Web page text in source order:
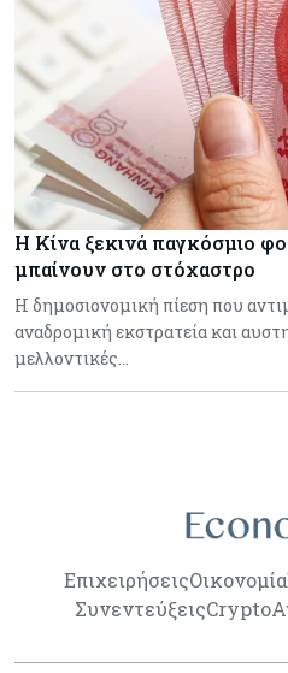
Η Κίνα ξεκινά παγκόσμιο
μπαίνουν στο στόχαστρο
Η δημοσιονομική πίεση που
αναδρομική εκστρατεία και
μελλοντικές…
ΕπιχειρήσειςΟικονομία
ΣυνεντεύξειςCrypto